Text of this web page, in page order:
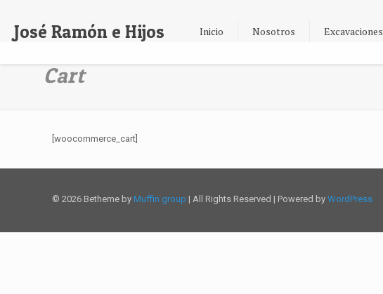
José Ramón e Hijos Inicio Nosotros Excavaciones
Cart
[woocommerce_cart]
© 2026 Betheme by Muffin group | All Rights Reserved | Powered by WordPress